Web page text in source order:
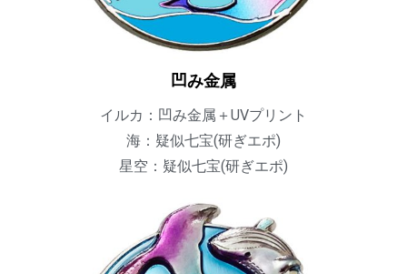
凹み金属
イルカ：凹み金属＋UVプリント
海：疑似七宝(研ぎエポ)
星空：疑似七宝(研ぎエポ)